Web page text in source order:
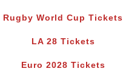
Rugby World Cup Tickets
LA 28 Tickets
Euro 2028 Tickets